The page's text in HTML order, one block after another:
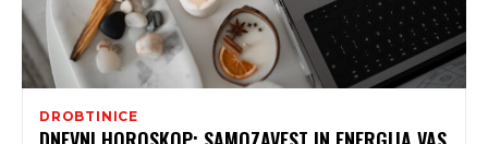
DROBTINICE